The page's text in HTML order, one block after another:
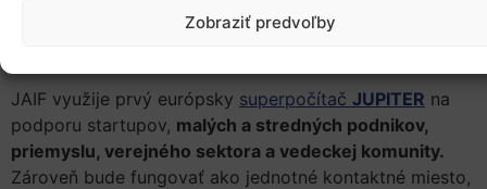
Zobraziť predvoľby
vývoj AI riešení pomocou európskej HPC infraštruktúry,
JAIF využije prvý európsky superpočítač JUPITER na
podporu startupov, malých a stredných podnikov,
priemyslu, verejného sektora a vedeckej komunity.
Zároveň bude fungovať ako jednotné kontaktné miesto,